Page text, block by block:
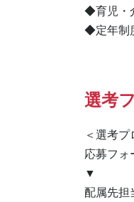
◆育児・
◆定年制
選考
＜選考プ
応募フォ
▼
配属先担